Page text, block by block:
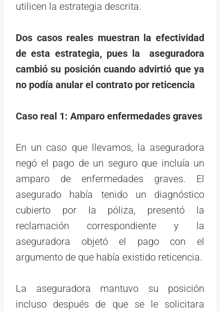
utilicen la estrategia descrita.
Dos casos reales muestran la efectividad
de esta estrategia, pues la aseguradora
cambió su posición cuando advirtió que ya
no podía anular el contrato por reticencia
Caso real 1: Amparo enfermedades graves
En un caso que llevamos, la aseguradora
negó el pago de un seguro que incluía un
amparo de enfermedades graves. El
asegurado había tenido un diagnóstico
cubierto por la póliza, presentó la
reclamación correspondiente y la
aseguradora objetó el pago con el
argumento de que había existido reticencia.
La aseguradora mantuvo su posición
incluso después de que se le solicitara